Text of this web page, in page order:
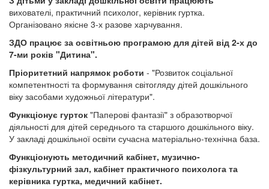
вихователі, практичний психолог, керівник гуртка.
Організовано якісне 3-х разове харчування.
ЗДО працює за освітньою програмою для дітей від 2-х до
7-ми років "Дитина".
Пріоритетний напрямок роботи - "Розвиток соціальної
компетентності та формування світогляду дітей дошкільного
віку засобами художньої літератури".
Функціонує гурток "Паперові фантазії" з образотворчої
діяльності для дітей середнього та старшого дошкільного віку.
У закладі дошкільної освіти сучасна матеріально-технічна база.
Функціонують методичний кабінет, музично-
фізкультурний зал, кабінет практичного психолога та
керівника гуртка, медичний кабінет.